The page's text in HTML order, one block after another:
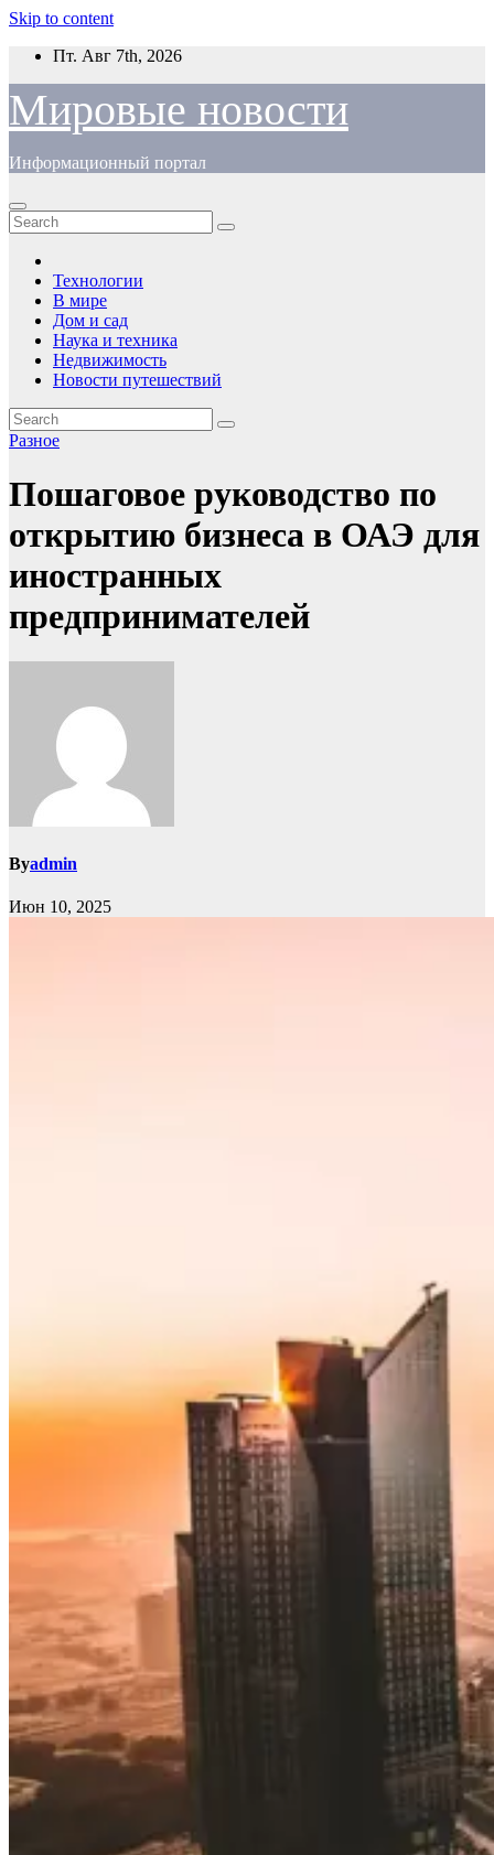
Skip to content
Пт. Авг 7th, 2026
Мировые новости
Информационный портал
Технологии
В мире
Дом и сад
Наука и техника
Недвижимость
Новости путешествий
Разное
Пошаговое руководство по
открытию бизнеса в ОАЭ для
иностранных
предпринимателей
Byadmin
Июн 10, 2025